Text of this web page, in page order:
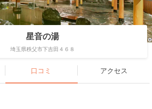
星音の湯
埼玉県秩父市下吉田４６８
口コミ アクセス